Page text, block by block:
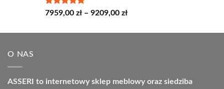
Oceniono
7959,00 zł – 9209,00 złZakres
od
O NAS
ASSERI to internetowy sklep meblowy oraz siedziba